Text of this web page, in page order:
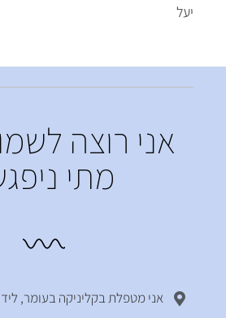
יעל
אני רוצה
מתי
אני מטפלת בקליניקה בעומר,